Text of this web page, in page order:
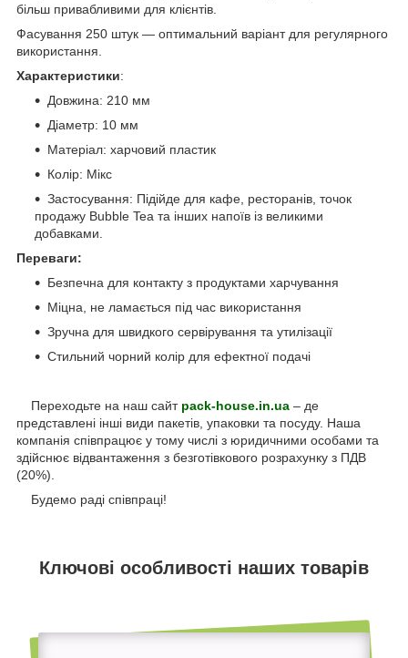
більш привабливими для клієнтів.
Фасування 250 штук — оптимальний варіант для регулярного
використання.
Характеристики:
Довжина: 210 мм
Діаметр: 10 мм
Матеріал: харчовий пластик
Колір: Мікс
Застосування: Підійде для кафе, ресторанів, точок
продажу Bubble Tea та інших напоїв із великими
добавками.
Переваги:
Безпечна для контакту з продуктами харчування
Міцна, не ламається під час використання
Зручна для швидкого сервірування та утилізації
Стильний чорний колір для ефектної подачі
Переходьте на наш сайт pack-house.in.ua – де
представлені інші види пакетів, упаковки та посуду. Наша
компанія співпрацює у тому числі з юридичними особами та
здійснює відвантаження з безготівкового розрахунку з ПДВ
(20%).
Будемо раді співпраці!
Ключові особливості наших товарів